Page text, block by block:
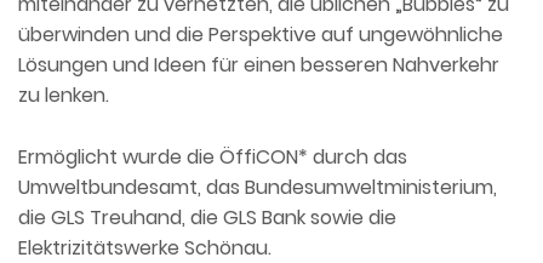
überwinden und die Perspektive auf ungewöhnliche
Lösungen und Ideen für einen besseren Nahverkehr
zu lenken.
Ermöglicht wurde die ÖffiCON* durch das
Umweltbundesamt, das Bundesumweltministerium,
die GLS Treuhand, die GLS Bank sowie die
Elektrizitätswerke Schönau.